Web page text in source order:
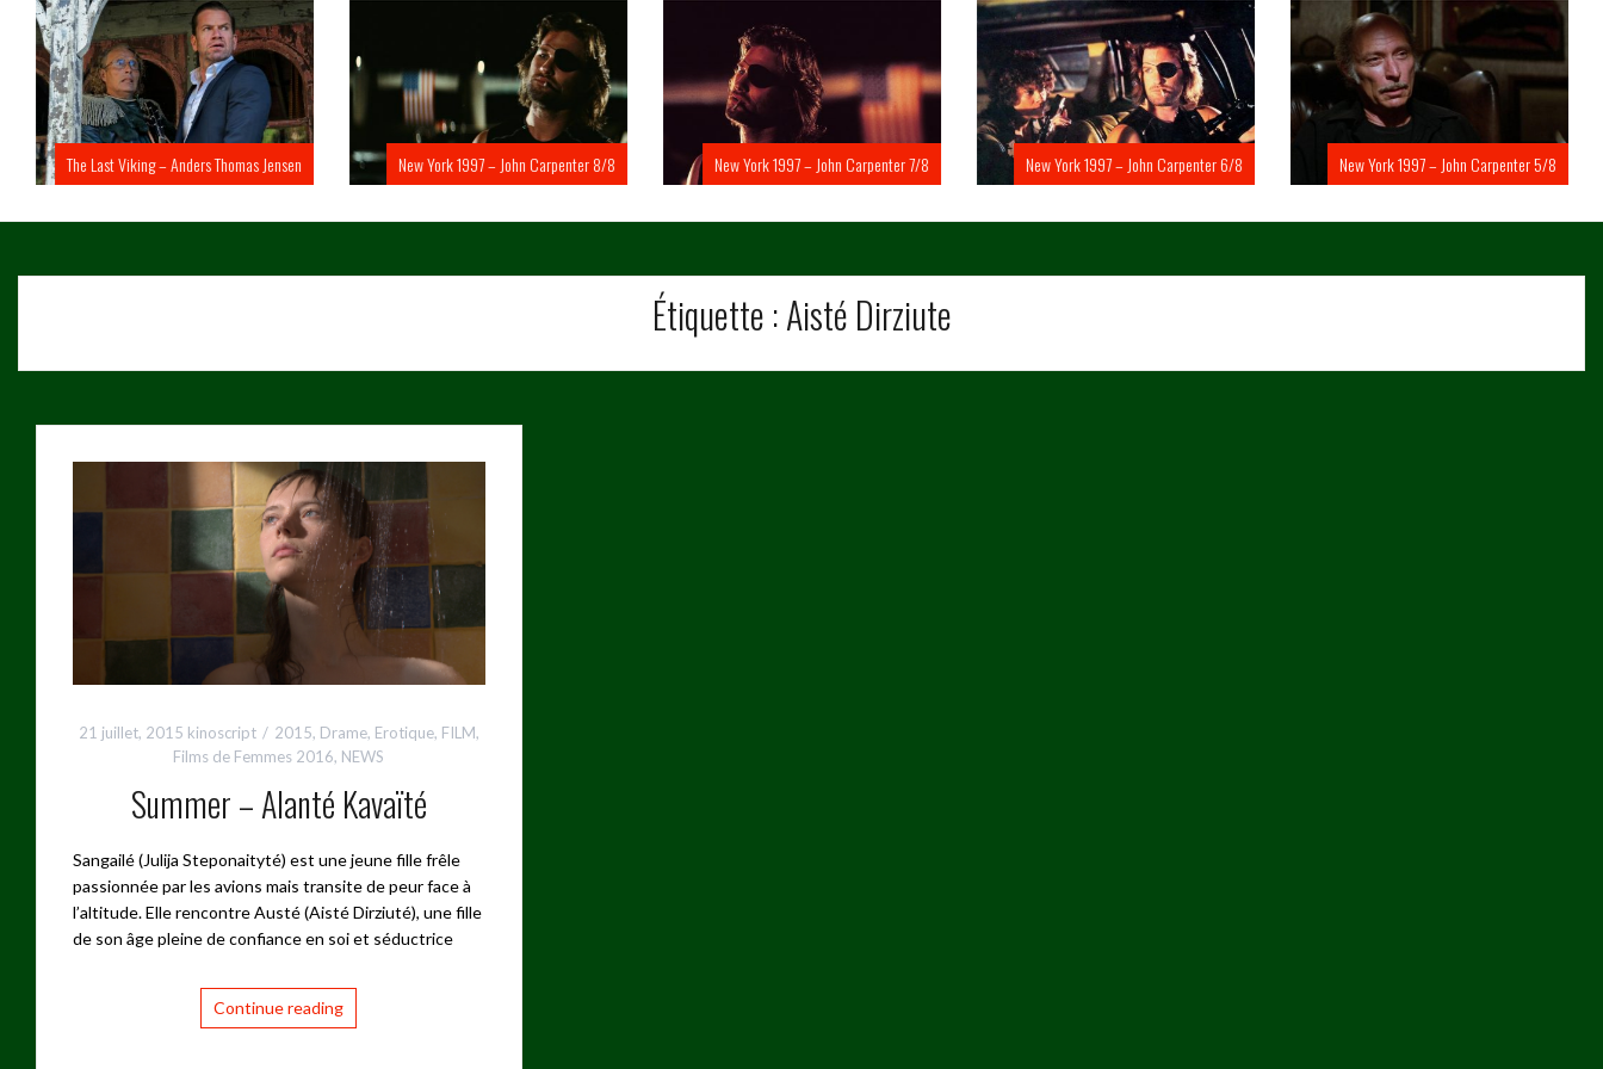
The Last Viking – Anders Thomas Jensen New York 1997 – John Carpenter 8/8 New York 1997 – John Carpenter 7/8 New York 1997 – John Carpenter 6/8 New York 1997 – John Carpenter 5/8
Étiquette :Aisté Dirziute
21 juillet, 2015 kinoscript 2015, Drame, Erotique, FILM,
Films de Femmes 2016, NEWS
Summer – Alanté Kavaïté
Sangailé (Julija Steponaityté) est une jeune fille frêle
passionnée par les avions mais transite de peur face à
l’altitude. Elle rencontre Austé (Aisté Dirziuté), une fille
de son âge pleine de confiance en soi et séductrice
Continue reading